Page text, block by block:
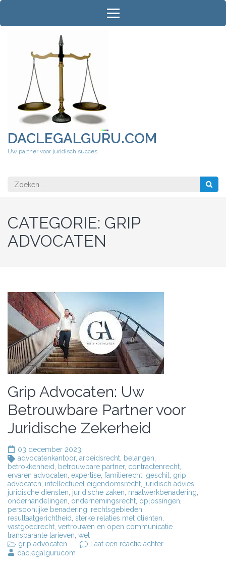
Ga
inhoud
DACLEGALGURU.COM
Uw partner voor juridisch succes
Zoeken
naar:
CATEGORIE: GRIP
ADVOCATEN
Grip Advocaten: Uw
Betrouwbare Partner voor
Juridische Zekerheid
03 december 2023
advocatenkantoor, arbeidsrecht belangen
betrokkenheid
betrouwbare partner, contractenrecht
ervaren advocaten expertise familierecht geschil
grip
advocaten intellectueel eigendomsrecht juridisch advies
juridische diensten juridische zaken maatwerkbenadering
onderhandelingen ondernemingsrecht oplossingen
persoonlijke benadering rechtsgebieden
resultaatgerichtheid sterke relaties met cliënten
vastgoedrecht vertrouwen en open communicatie
transparante tarieven wet
grip advocaten
Laat een reactie achterop
daclegalgurucom